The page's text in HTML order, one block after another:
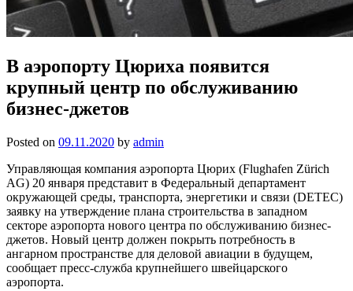
В аэропорту Цюриха появится
крупный центр по обслуживанию
бизнес-джетов
Posted on 09.11.2020 by admin
Управляющая компания аэропорта Цюрих (Flughafen Zürich
AG) 20 января представит в Федеральный департамент
окружающей среды, транспорта, энергетики и связи (DETEC)
заявку на утверждение плана строительства в западном
секторе аэропорта нового центра по обслуживанию бизнес-
джетов. Новый центр должен покрыть потребность в
ангарном пространстве для деловой авиации в будущем,
сообщает пресс-служба крупнейшего швейцарского
аэропорта.